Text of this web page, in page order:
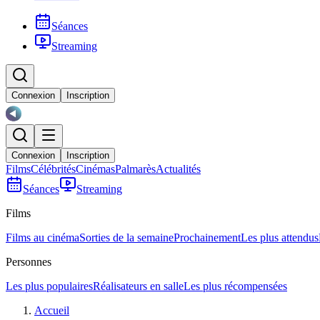
Séances
Streaming
Connexion Inscription
Connexion Inscription
FilmsCélébritésCinémasPalmarèsActualités
Séances
Streaming
Films
Films au cinémaSorties de la semaineProchainementLes plus attendus
Personnes
Les plus populairesRéalisateurs en salleLes plus récompensées
Accueil